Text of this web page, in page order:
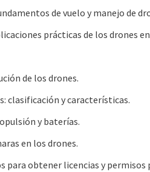
de vuelo y manejo de
prácticas de los drones
de los drones.
clasificación y características.
y baterías.
en los drones.
para obtener licencias y permisos